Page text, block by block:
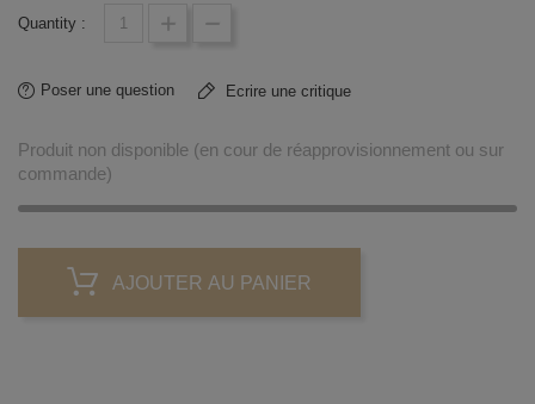
Quantity :
Poser une question Ecrire une critique
Produit non disponible (en cour de réapprovisionnement ou sur
commande)
AJOUTER AU PANIER